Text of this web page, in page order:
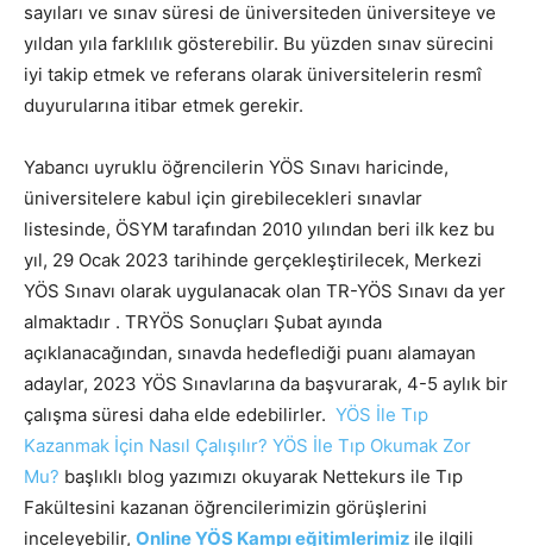
sayıları ve sınav süresi de üniversiteden üniversiteye ve
yıldan yıla farklılık gösterebilir. Bu yüzden sınav sürecini
iyi takip etmek ve referans olarak üniversitelerin resmî
duyurularına itibar etmek gerekir.
Yabancı uyruklu öğrencilerin YÖS Sınavı haricinde,
üniversitelere kabul için girebilecekleri sınavlar
listesinde, ÖSYM tarafından 2010 yılından beri ilk kez bu
yıl, 29 Ocak 2023 tarihinde gerçekleştirilecek, Merkezi
YÖS Sınavı olarak uygulanacak olan TR-YÖS Sınavı da yer
almaktadır . TRYÖS Sonuçları Şubat ayında
açıklanacağından, sınavda hedeflediği puanı alamayan
adaylar, 2023 YÖS Sınavlarına da başvurarak, 4-5 aylık bir
çalışma süresi daha elde edebilirler. YÖS İle Tıp
Kazanmak İçin Nasıl Çalışılır? YÖS İle Tıp Okumak Zor
Mu? başlıklı blog yazımızı okuyarak Nettekurs ile Tıp
Fakültesini kazanan öğrencilerimizin görüşlerini
inceleyebilir, Online YÖS Kampı eğitimlerimiz ile ilgili